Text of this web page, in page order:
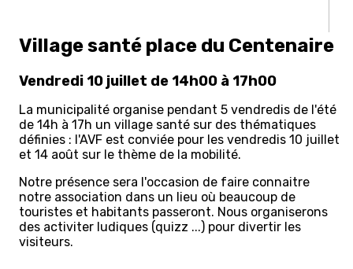
Village santé place du Centenaire
Vendredi 10 juillet de 14h00 à 17h00
La municipalité organise pendant 5 vendredis de l'été
de 14h à 17h un village santé sur des thématiques
définies : l'AVF est conviée pour les vendredis 10 juillet
et 14 août sur le thème de la mobilité.
Notre présence sera l'occasion de faire connaitre
notre association dans un lieu où beaucoup de
touristes et habitants passeront. Nous organiserons
des activiter ludiques (quizz ...) pour divertir les
visiteurs.